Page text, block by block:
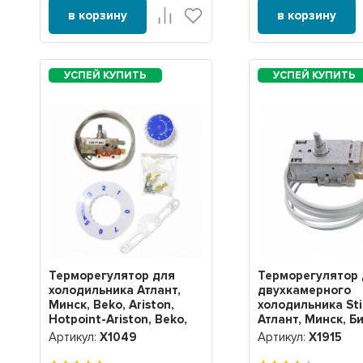
в корзину в корзину
Терморегулятор для
холодильника Атлант,
Минск, Beko, Ariston,
Hotpoint-Ariston, Beko,
Indesit K59-P1662, Х1049
Артикул:Х1049
Терморегулятор
двухкамерного
холодильника
Атлант, Минск,
Beko, Ariston,
Ariston, Beko,
Артикул:Х1915